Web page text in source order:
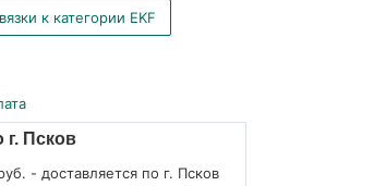
к категории EKF
г. Псков
- доставляется по г. Псков